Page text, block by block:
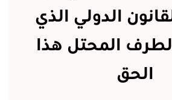
الدولي الذي
المحتل هذا
الحق